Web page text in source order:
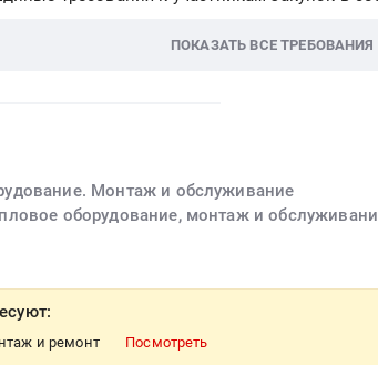
ПОКАЗАТЬ ВСЕ
Монтаж и обслуживание
оборудование, монтаж и
и ремонт
Посмотреть